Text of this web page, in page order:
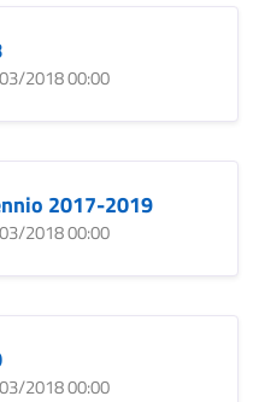
2018 00:00
2017-2019
2018 00:00
2018 00:00